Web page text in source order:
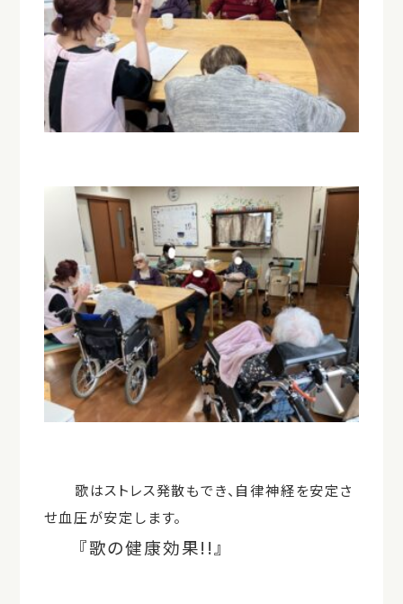
歌はストレス発散もでき、自律神経を安定さ
せ血圧が安定します。
『歌の健康効果!!』